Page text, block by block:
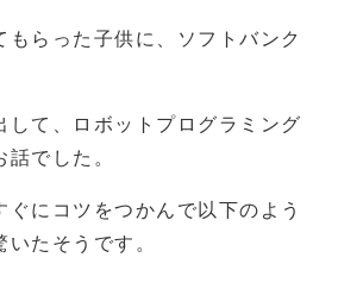
らった子供に、ソフトバンク
して、ロボットプログラミング
でした。
にコツをつかんで以下のよう
たそうです。